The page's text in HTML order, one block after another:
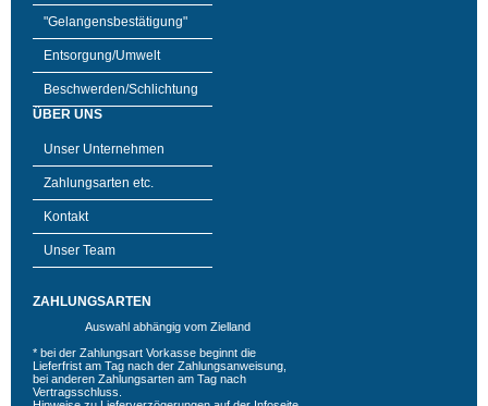
"Gelangensbestätigung"
Entsorgung/Umwelt
Beschwerden/Schlichtung
ÜBER UNS
Unser Unternehmen
Zahlungsarten etc.
Kontakt
Unser Team
ZAHLUNGSARTEN
Auswahl abhängig vom Zielland
* bei der Zahlungsart Vorkasse beginnt die
Lieferfrist am Tag nach der Zahlungsanweisung,
bei anderen Zahlungsarten am Tag nach
Vertragsschluss.